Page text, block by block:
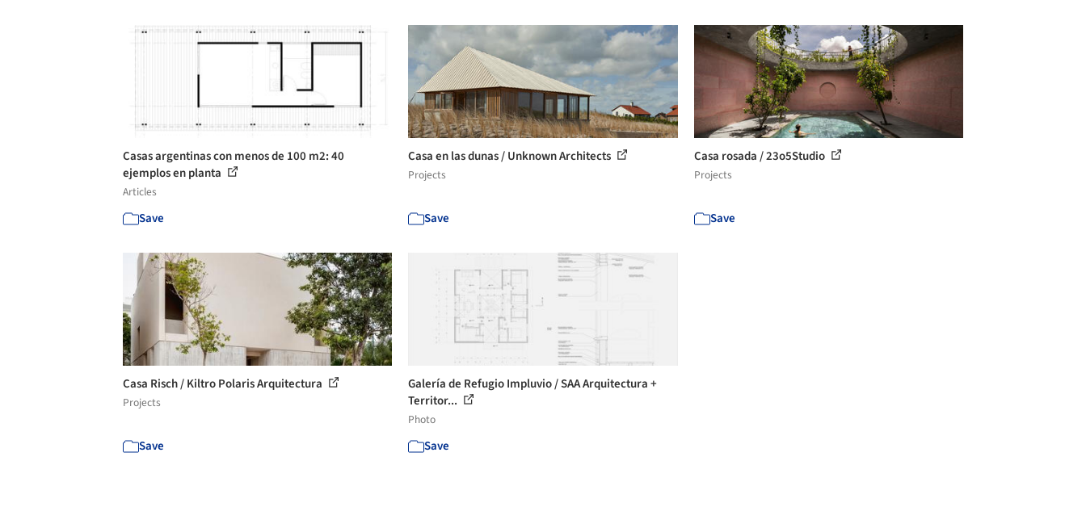
Casas argentinas con menos de 100 m2: 40
ejemplos en planta
Articles
Save
Casa en las dunas / Unknown Architects
Projects
Save
Casa rosada / 23o5Studio
Projects
Save
Casa Risch / Kiltro Polaris Arquitectura
Projects
Save
Galería de Refugio Impluvio / SAA Arquitectura +
Territor...
Photo
Save